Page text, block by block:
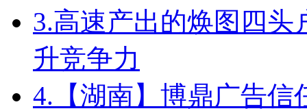
3.高速产出的焕图四头
升竞争力
4. 【湖南】博鼎广告